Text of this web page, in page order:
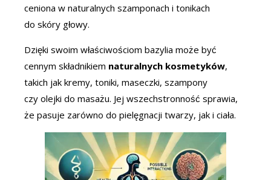
ceniona w naturalnych szamponach i tonikach
do skóry głowy.
Dzięki swoim właściwościom bazylia może być
cennym składnikiem naturalnych kosmetyków,
takich jak kremy, toniki, maseczki, szampony
czy olejki do masażu. Jej wszechstronność sprawia,
że pasuje zarówno do pielęgnacji twarzy, jak i ciała.